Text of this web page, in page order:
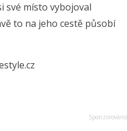
své místo vybojoval
to na jeho cestě působí